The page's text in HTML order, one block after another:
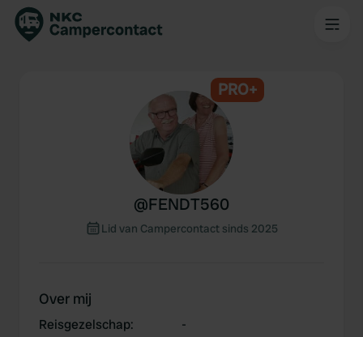
PRO+
@FENDT560
Lid van Campercontact sinds 2025
Over mij
Reisgezelschap:
-